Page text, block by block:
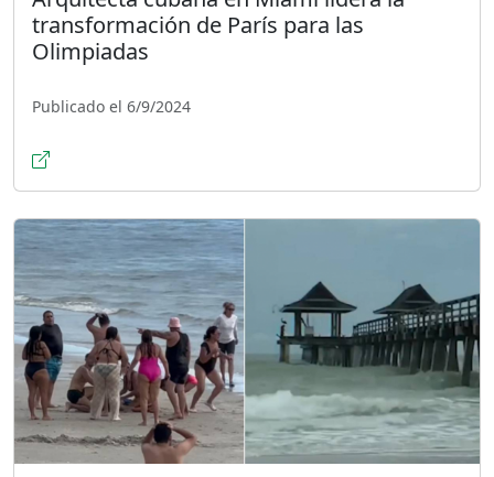
transformación de París para las
Olimpiadas
Publicado el 6/9/2024